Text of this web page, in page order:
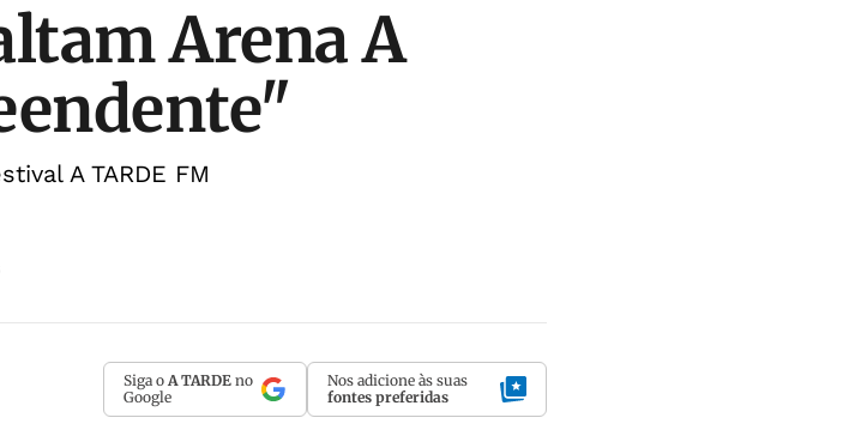
Arena A
A TARDE FM
Siga o A TARDE no
Google
Nos adicione às suas
fontes preferidas